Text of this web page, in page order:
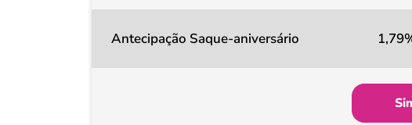
Antecipação Saque-aniversário